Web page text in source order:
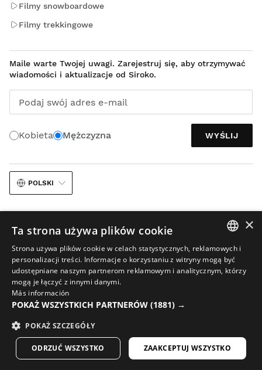
Filmy snowboardowe
Filmy trekkingowe
Maile warte Twojej uwagi. Zarejestruj się, aby otrzymywać
wiadomości i aktualizacje od Siroko.
Podaj swój adres e-mail
Kobieta Mężczyzna WYŚLIJ
POLSKI
Nota prawna Cookies
Wykorzystanie sztucznej inteligencji w materiałach graficznych
Sitemap
SPANISH
ENGLISH
GERMAN
×
Ta strona używa plików cookie
Strona używa plików cookie w celach statystycznych, reklamowych i
personalizacji treści. Informacje o korzystaniu z witryny mogą być
udostępniane naszym partnerom reklamowym i analitycznym, którzy
mogą je łączyć z innymi danymi.
Más información
POKAŻ WSZYSTKICH PARTNERÓW (1881) →
POKAŻ SZCZEGÓŁY
ZAAKCEPTUJ WSZYSTKO
ODRZUĆ WSZYSTKO